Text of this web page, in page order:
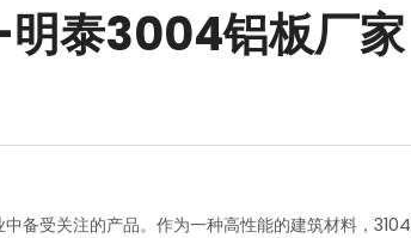
泰3004铝板厂家
备受关注的产品。作为一种高性能的建筑材料，